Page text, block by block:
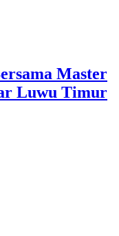
Master
Luwu Timur